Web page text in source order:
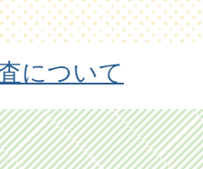
について